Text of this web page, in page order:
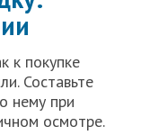
к покупке
Составьте
нему при
осмотре.